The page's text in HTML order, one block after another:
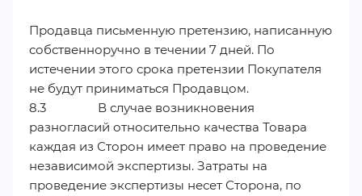
Продавца письменную претензию, написанную
собственноручно в течении 7 дней. По
истечении этого срока претензии Покупателя
не будут приниматься Продавцом.
8.3 В случае возникновения
разногласий относительно качества Товара
каждая из Сторон имеет право на проведение
независимой экспертизы. Затраты на
проведение экспертизы несет Сторона, по